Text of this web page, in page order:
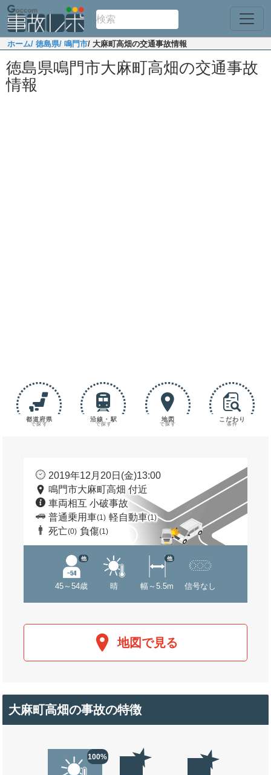
ホーム/ 徳島県/ 鳴門市/ 大麻町高畑の交通事故情報
徳島県鳴門市大麻町高畑の交通事故
情報
都道府県
で探す
沿線・駅
で探す
地図
で探す
こだわり
条件
2019年12月20日(金)13:00
鳴門市大麻町高畑 付近
車両相互 小破事故
普通乗用車(1) 軽自動車(1)
死亡(0) 負傷(1)
45～54歳
他
晴 幅～5.5m
他
信号なし
地図で見る
大麻町高畑の事故の特徴
100%